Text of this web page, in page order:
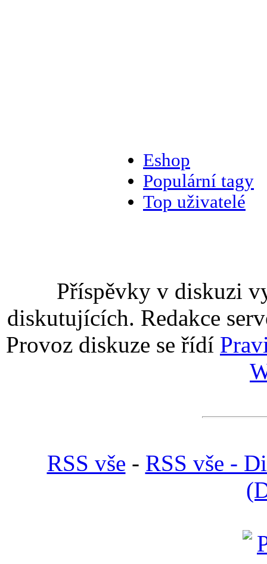
Eshop
Populární tagy
Top uživatelé
Příspěvky v diskuzi
diskutujících. Redakce
Provoz diskuze se řídí
RSS vše - RSS vše -